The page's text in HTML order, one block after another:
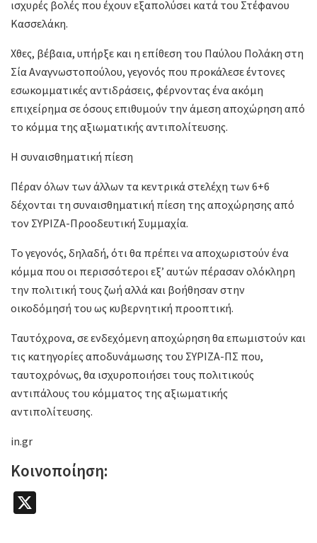
ισχυρές βολές που έχουν εξαπολύσει κατά του Στέφανου
Κασσελάκη.
Χθες, βέβαια, υπήρξε και η επίθεση του Παύλου Πολάκη στη
Σία Αναγνωστοπούλου, γεγονός που προκάλεσε έντονες
εσωκομματικές αντιδράσεις, φέρνοντας ένα ακόμη
επιχείρημα σε όσους επιθυμούν την άμεση αποχώρηση από
το κόμμα της αξιωματικής αντιπολίτευσης.
Η συναισθηματική πίεση
Πέραν όλων των άλλων τα κεντρικά στελέχη των 6+6
δέχονται τη συναισθηματική πίεση της αποχώρησης από
τον ΣΥΡΙΖΑ-Προοδευτική Συμμαχία.
Το γεγονός, δηλαδή, ότι θα πρέπει να αποχωριστούν ένα
κόμμα που οι περισσότεροι εξ’ αυτών πέρασαν ολόκληρη
την πολιτική τους ζωή αλλά και βοήθησαν στην
οικοδόμησή του ως κυβερνητική προοπτική.
Ταυτόχρονα, σε ενδεχόμενη αποχώρηση θα επωμιστούν και
τις κατηγορίες αποδυνάμωσης του ΣΥΡΙΖΑ-ΠΣ που,
ταυτοχρόνως, θα ισχυροποιήσει τους πολιτικούς
αντιπάλους του κόμματος της αξιωματικής
αντιπολίτευσης.
in.gr
Κοινοποίηση: